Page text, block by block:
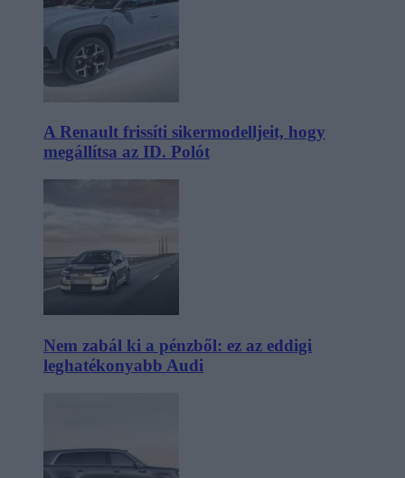
A Renault frissíti sikermodelljeit, hogy
megállítsa az ID. Polót
Nem zabál ki a pénzből: ez az eddigi
leghatékonyabb Audi